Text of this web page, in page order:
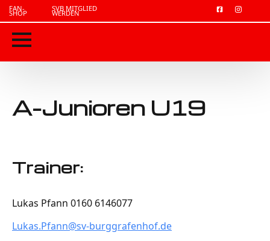
FAN-
SHOP
SVB MITGLIED
WERDEN
A-Junioren U19
Trainer:
Lukas Pfann 0160 6146077
Lukas.Pfann@sv-burggrafenhof.de